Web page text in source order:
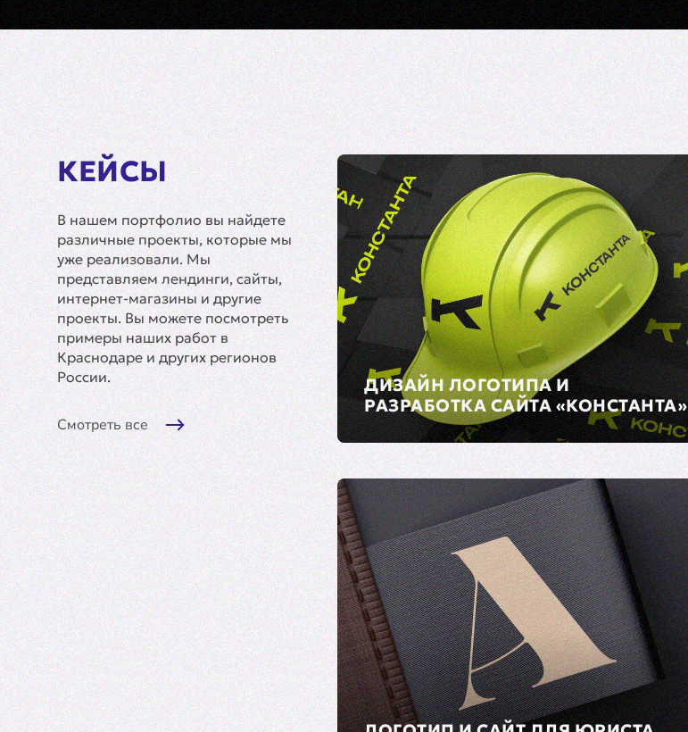
КЕЙСЫ
В нашем портфолио вы найдете
различные проекты, которые мы
уже реализовали. Мы
представляем лендинги, сайты,
интернет-магазины и другие
проекты. Вы можете посмотреть
примеры наших работ в
Краснодаре и других регионов
России.
Смотреть все
ДИЗАЙН ЛОГОТИПА И
РАЗРАБОТКА САЙТА «КОНСТАНТА»